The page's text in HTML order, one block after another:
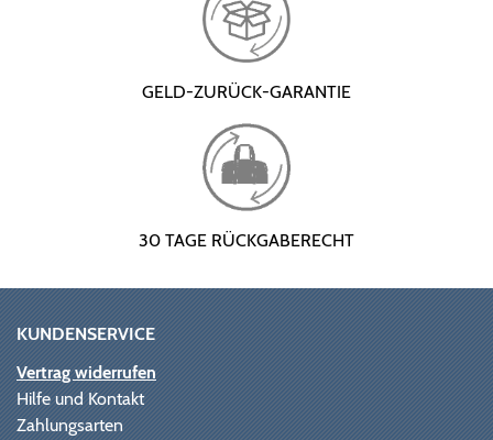
GELD-ZURÜCK-GARANTIE
30 TAGE RÜCKGABERECHT
KUNDENSERVICE
Vertrag widerrufen
Hilfe und Kontakt
Zahlungsarten